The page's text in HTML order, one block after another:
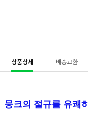
상품상세 배송교환
뭉크의 절규를 유쾌